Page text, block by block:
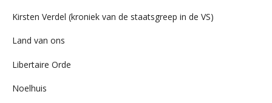
Kirsten Verdel (kroniek van de staatsgreep in de VS)
Land van ons
Libertaire Orde
Noelhuis